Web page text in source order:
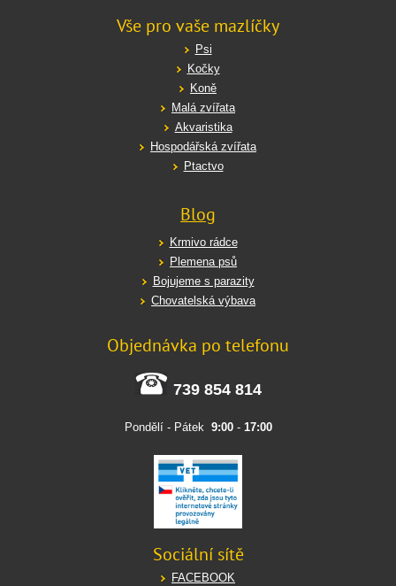
Vše pro vaše mazlíčky
Psi
Kočky
Koně
Malá zvířata
Akvaristika
Hospodářská zvířata
Ptactvo
Blog
Krmivo rádce
Plemena psů
Bojujeme s parazity
Chovatelská výbava
Objednávka po telefonu
739 854 814
Pondělí - Pátek 9:00- 17:00
Sociální sítě
FACEBOOK